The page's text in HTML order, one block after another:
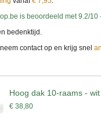
is beoordeeld met9.2/10
bedenktijd.
neem contact op en krijg snel
Hoog dak 10-raams -
€ 38,80